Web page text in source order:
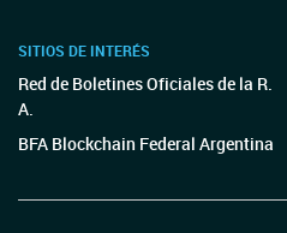
SITIOS DE INTERÉS
Red de Boletines Oficiales de la R.
A.
BFA Blockchain Federal Argentina